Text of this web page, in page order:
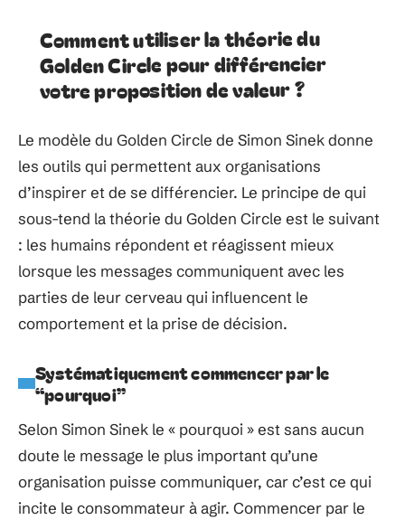
Comment utiliser la théorie du
Golden Circle pour différencier
votre proposition de valeur ?
Le modèle du Golden Circle de Simon Sinek donne
les outils qui permettent aux organisations
d’inspirer et de se différencier. Le principe de qui
sous-tend la théorie du Golden Circle est le suivant
: les humains répondent et réagissent mieux
lorsque les messages communiquent avec les
parties de leur cerveau qui influencent le
comportement et la prise de décision.
Systématiquement commencer par le
“pourquoi”
Selon Simon Sinek le « pourquoi » est sans aucun
doute le message le plus important qu’une
organisation puisse communiquer, car c’est ce qui
incite le consommateur à agir. Commencer par le